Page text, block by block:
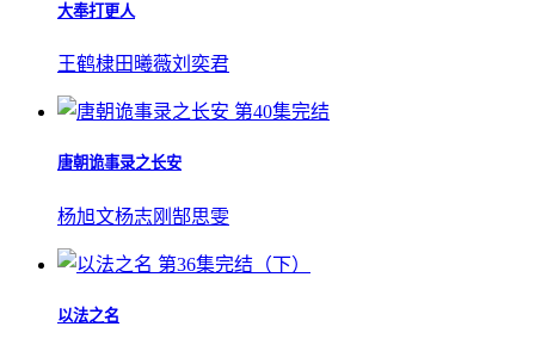
大奉打更人
王鹤棣田曦薇刘奕君
第40集完结
唐朝诡事录之长安
杨旭文杨志刚 郜思雯
第36集完结（下）
以法之名